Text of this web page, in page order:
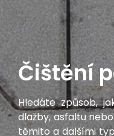
Čištění
Hledáte způsob,
dlažby, asfaltu
těmito a dalšími